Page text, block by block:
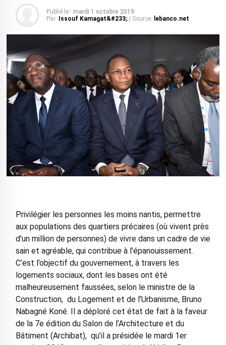
Publié le : mardi 1 octobre 2019
Par:
Issouf Kamagat&#233; | Source: lebanco.net
Privilégier les personnes les moins nantis, permettre
aux populations des quartiers précaires (où vivent près
d’un million de personnes) de vivre dans un cadre de vie
sain et agréable, qui contribue à l’épanouissement.
C’est l’objectif du gouvernement, à travers les
logements sociaux, dont les bases ont été
malheureusement faussées, selon le ministre de la
Construction, du Logement et de l’Urbanisme, Bruno
Nabagné Koné. Il a déploré cet état de fait à la faveur
de la 7e édition du Salon de l’Architecture et du
Bâtiment (Archibat), qu’il a présidée le mardi 1er